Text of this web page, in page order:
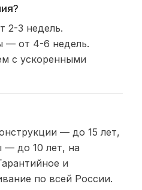
2-3 недель.
— от 4-6 недель.
с ускоренными
— до 15 лет,
— до 10 лет, на
и
по всей России.